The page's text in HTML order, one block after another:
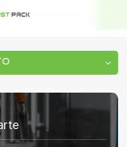
la máquina taponadora